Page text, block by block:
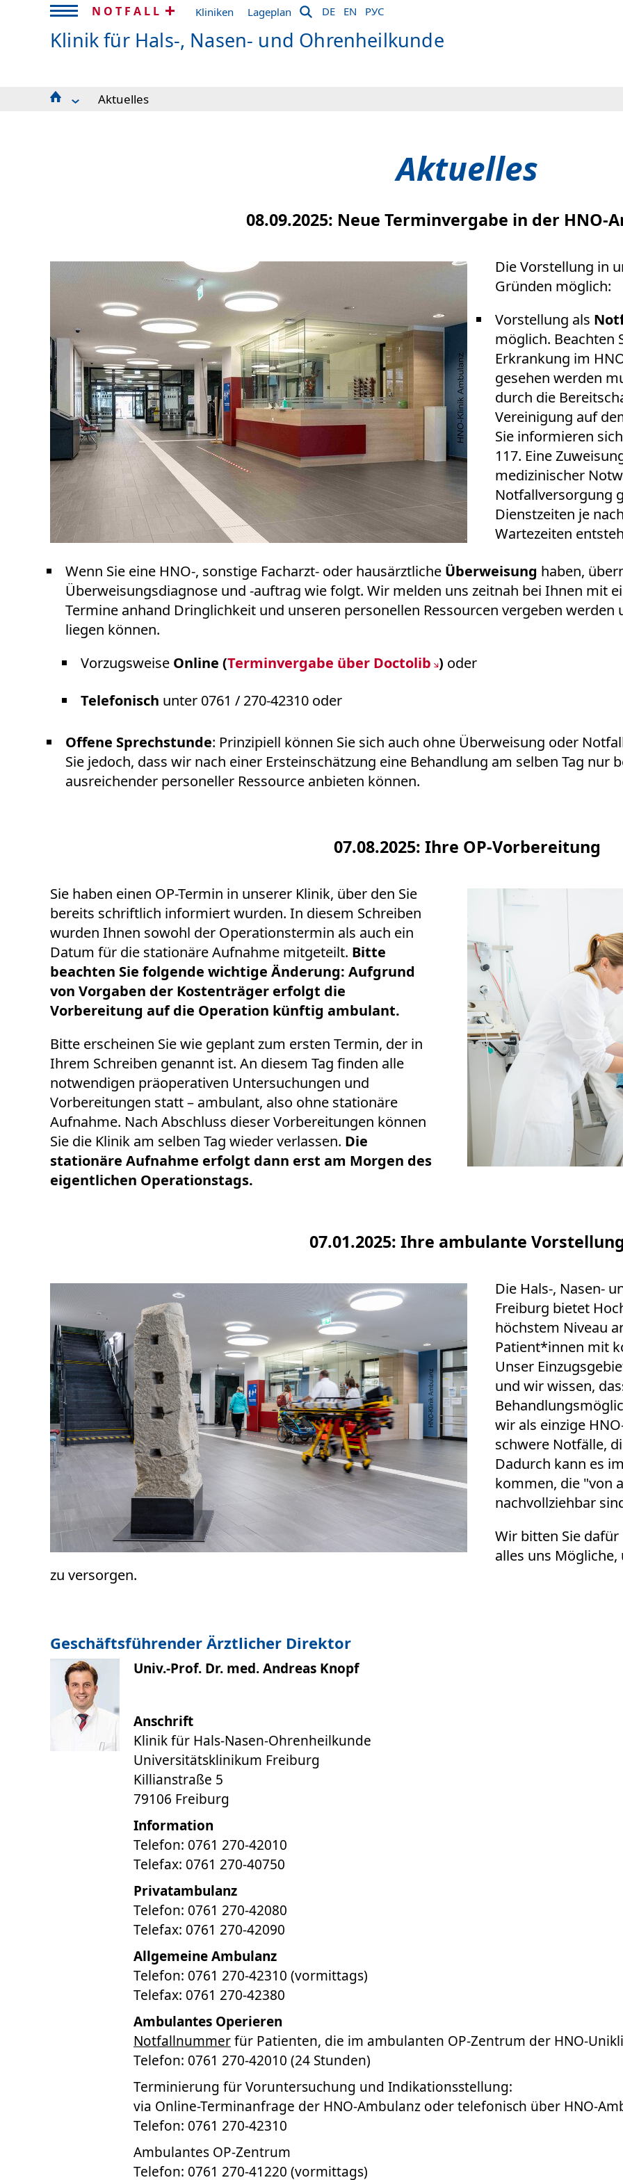
NOTFALL Kliniken Lageplan DE EN РУС
Klinik für Hals-, Nasen- und Ohrenheilkunde
Aktuelles
Aktuelles
08.09.2025: Neue Terminvergabe in der HNO-
Die Vorstellung in
Gründen möglich:
Vorstellung als
möglich. Beachten
Erkrankung im
gesehen werden
durch die
Vereinigung auf
Sie informieren
117. Eine
medizinischer
Notfallversorgung
Dienstzeiten je
Wartezeiten
Wenn Sie eine HNO-, sonstige Facharzt- oder hausärztliche Überweisung haben,
Überweisungsdiagnose und -auftrag wie folgt. Wir melden uns zeitnah bei Ihnen mit
Termine anhand Dringlichkeit und unseren personellen Ressourcen vergeben
liegen können.
Vorzugsweise Online (Terminvergabe über Doctolib ) oder
Telefonisch unter 0761 / 270-42310 oder
Offene Sprechstunde: Prinzipiell können Sie sich auch ohne Überweisung oder
Sie jedoch, dass wir nach einer Ersteinschätzung eine Behandlung am selben Tag
ausreichender personeller Ressource anbieten können.
07.08.2025: Ihre OP-Vorbereitung
Sie haben einen OP-Termin in unserer Klinik, über den Sie
bereits schriftlich informiert wurden. In diesem Schreiben
wurden Ihnen sowohl der Operationstermin als auch ein
Datum für die stationäre Aufnahme mitgeteilt. Bitte
beachten Sie folgende wichtige Änderung: Aufgrund
von Vorgaben der Kostenträger erfolgt die
Vorbereitung auf die Operation künftig ambulant.
Bitte erscheinen Sie wie geplant zum ersten Termin, der in
Ihrem Schreiben genannt ist. An diesem Tag finden alle
notwendigen präoperativen Untersuchungen und
Vorbereitungen statt – ambulant, also ohne stationäre
Aufnahme. Nach Abschluss dieser Vorbereitungen können
Sie die Klinik am selben Tag wieder verlassen. Die
stationäre Aufnahme erfolgt dann erst am Morgen des
eigentlichen Operationstags.
07.01.2025: Ihre ambulante
Die Hals-, Nasen-
Freiburg bietet
höchstem Niveau
Patient*innen mit
Unser
und wir wissen,
wir als einzige
schwere Notfälle,
Dadurch kann es
kommen, die "von
nachvollziehbar
Wir bitten Sie
alles uns
zu versorgen.
Geschäftsführender Ärztlicher Direktor
Univ.-Prof. Dr. med. Andreas Knopf
Anschrift
Klinik für Hals-Nasen-Ohrenheilkunde
Universitätsklinikum Freiburg
Killianstraße 5
79106 Freiburg
Information
Telefon: 0761 270-42010
Telefax: 0761 270-40750
Privatambulanz
Telefon: 0761 270-42080
Telefax: 0761 270-42090
Allgemeine Ambulanz
Telefon: 0761 270-42310 (vormittags)
Telefax: 0761 270-42380
Ambulantes Operieren
Notfallnummerfür Patienten, die im ambulanten OP-Zentrum der HNO-
Telefon: 0761 270-42010 (24 Stunden)
Terminierung für Voruntersuchung und Indikationsstellung:
via Online-Terminanfrage der HNO-Ambulanz oder telefonisch über HNO-
Telefon: 0761 270-42310
Ambulantes OP-Zentrum
Telefon: 0761 270-41220 (vormittags)